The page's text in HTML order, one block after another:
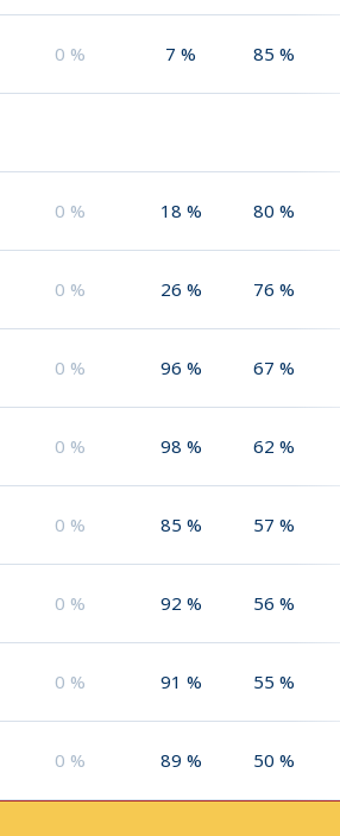
0 % 7 % 85 %
0 % 18 % 80 %
0 % 26 % 76 %
0 % 96 % 67 %
0 % 98 % 62 %
0 % 85 % 57 %
0 % 92 % 56 %
0 % 91 % 55 %
0 % 89 % 50 %